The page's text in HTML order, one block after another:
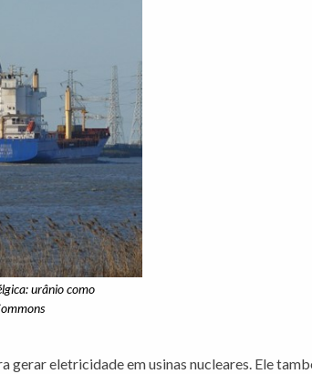
urânio como
eletricidade em usinas nucleares. Ele